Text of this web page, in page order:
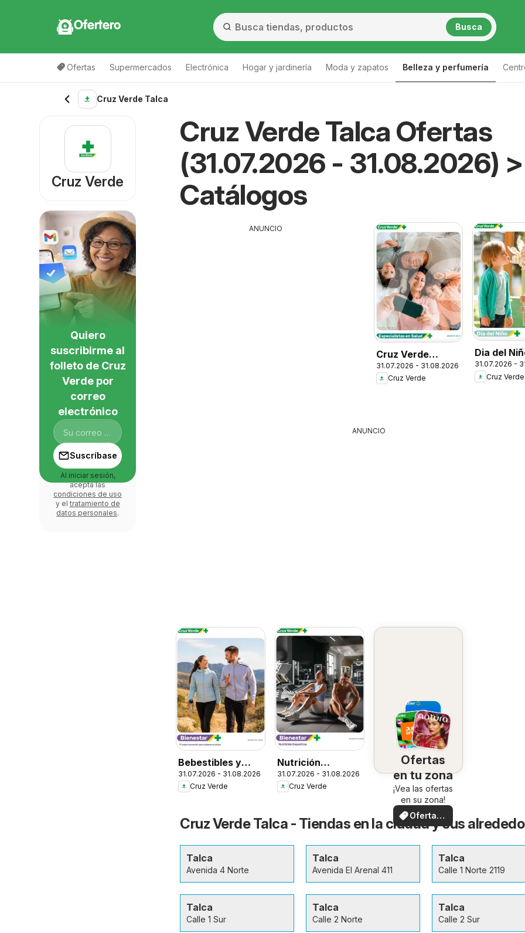
Ofertero Busca
Ofertas Supermercados Electrónica Hogar y jardinería Moda y zapatos Belleza y perfumería
Cruz Verde Talca
Cruz Verde Talca Ofertas
(31.07.2026 - 31.08.2026)
Catálogos
ANUNCIO
Cruz Verde
Descuentos
31.07.2026 - 31.08.2026
Cruz Verde
Dia del
31.07.2026 -
Cruz Verde
ANUNCIO
Bebestibles y
Snacks
31.07.2026 - 31.08.2026
Cruz Verde
Nutrición
Deportiva
31.07.2026 - 31.08.2026
Cruz Verde
Ofertas
en tu zona
¡Vea las ofertas
en su zona!
Ofertas
locales
Cruz Verde Talca - Tiendas en la ciudad y sus
Talca
Avenida 4 Norte
Talca
Avenida El Arenal 411
Talca
Calle 1 Norte 2119
Talca
Calle 1 Sur
Talca
Calle 2 Norte
Talca
Calle 2 Sur
Cruz Verde
Quiero
suscribirme al
folleto de Cruz
Verde por
correo
electrónico
Suscríbase
Al iniciar sesión,
acepta las
condiciones de uso
y el tratamiento de
datos personales.